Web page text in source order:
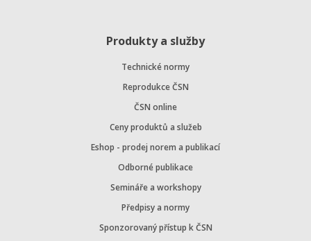
Produkty a služby
Technické normy
Reprodukce ČSN
ČSN online
Ceny produktů a služeb
Eshop - prodej norem a publikací
Odborné publikace
Semináře a workshopy
Předpisy a normy
Sponzorovaný přístup k ČSN